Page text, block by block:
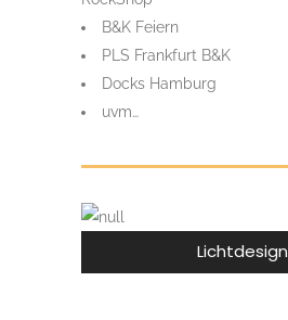
B&K Feiern
PLS Frankfurt B&K
Docks Hamburg
uvm…
Lichtdesign